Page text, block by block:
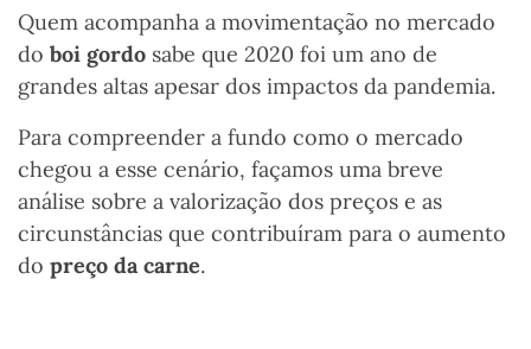
Quem acompanha a movimentação no mercado
do boi gordo sabe que 2020 foi um ano de
grandes altas apesar dos impactos da pandemia.
Para compreender a fundo como o mercado
chegou a esse cenário, façamos uma breve
análise sobre a valorização dos preços e as
circunstâncias que contribuíram para o aumento
do preço da carne.